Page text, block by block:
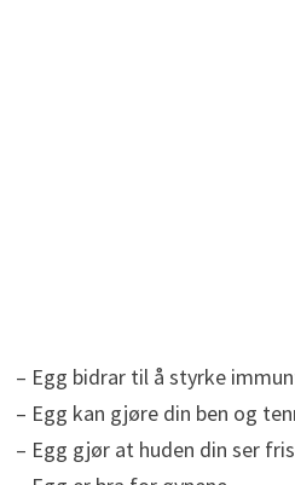
– Egg bidrar til å styrke
– Egg kan gjøre din ben og
– Egg gjør at huden din ser